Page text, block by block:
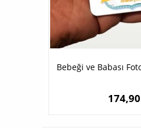
Bebeği ve Babası